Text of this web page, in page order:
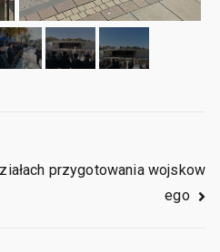
przygotowania wojskow
ego